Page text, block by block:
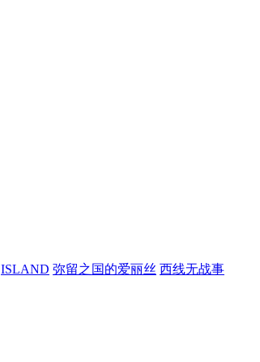
ISLAND 弥留之国的爱丽丝 西线无战事